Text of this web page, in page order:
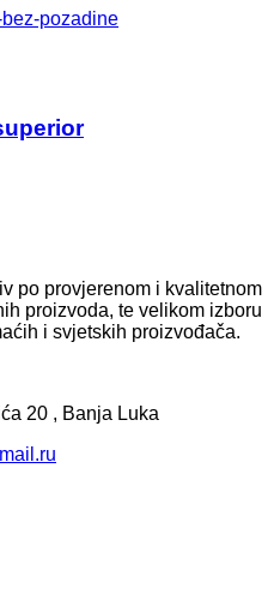
po provjerenom i kvalitetnom
proizvoda, te velikom izboru
i svjetskih proizvođača.
20 , Banja Luka